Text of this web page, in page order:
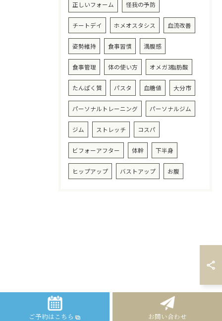
正しいフォーム 怪我の予防
チートデイ ホメオスタシス 血流改善
姿勢維持 食事習慣 満腹感
食事管理 体の使い方 オメガ3脂肪酸
たんぱく質 パスタ 血糖値 大分市
パーソナルトレーニング パーソナルジム
ジム ストレッチ コスパ
ビフォーアフター 体幹 下半身
ヒップアップ バストアップ お腹
お問い合わせ
ご予約はこちら